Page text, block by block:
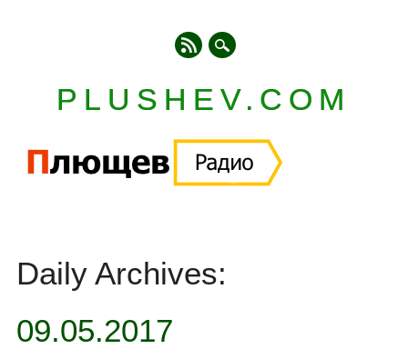
PLUSHEV.COM
content
Daily Archives:
09.05.2017